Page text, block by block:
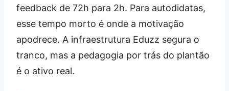
feedback de 72h para 2h. Para autodidatas,
esse tempo morto é onde a motivação
apodrece. A infraestrutura Eduzz segura o
tranco, mas a pedagogia por trás do plantão
é o ativo real.